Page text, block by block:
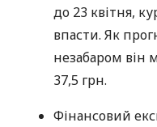
до 23 квітня,
впасти. Як
незабаром він
37,5 грн.
Фінансовий